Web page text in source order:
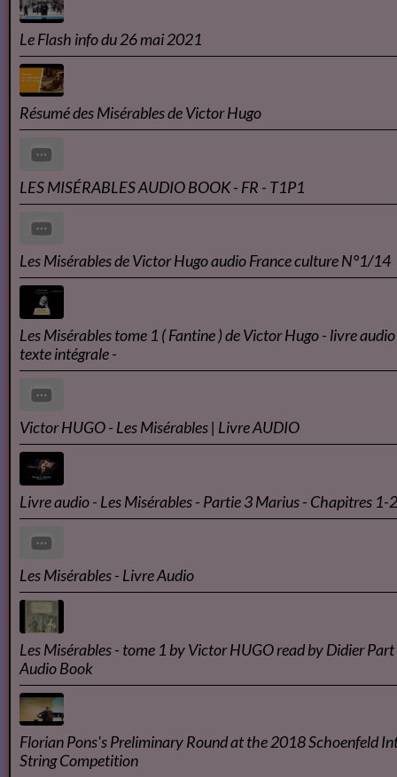
Le Flash info du 26 mai 2021
Résumé des Misérables de Victor Hugo
LES MISÉRABLES AUDIO BOOK - FR - T1P1
Les Misérables de Victor Hugo audio France culture N°1/14
Les Misérables tome 1 ( Fantine ) de Victor Hugo - livre
texte intégrale -
Victor HUGO - Les Misérables | Livre AUDIO
Livre audio - Les Misérables - Partie 3 Marius - Chapitres 1-